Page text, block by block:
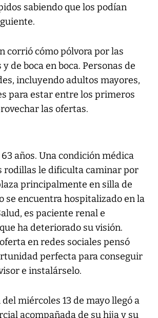
sabiendo que los podían
corrió cómo pólvora por las
de boca en boca. Personas de
incluyendo adultos mayores,
para estar entre los primeros
las ofertas.
años. Una condición médica
rodillas le dificulta caminar por
principalmente en silla de
se encuentra hospitalizado en la
es paciente renal e
ha deteriorado su visión.
en redes sociales pensó
perfecta para conseguir
e instalárselo.
del miércoles 13 de mayo llegó a
acompañada de su hija y su